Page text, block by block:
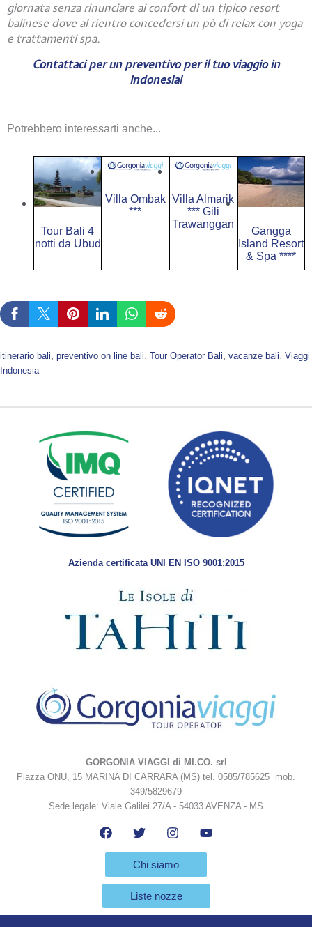
giornata senza rinunciare ai confort di un tipico resort
balinese dove al rientro concedersi un pò di relax con yoga
e trattamenti spa.
Contattaci per un preventivo per il tuo viaggio in
Indonesia!
Potrebbero interessarti anche...
Tour Bali 4
notti da Ubud
Villa Ombak
***
Villa Almarik
*** Gili
Trawanggan
Gangga
Island Resort
& Spa ****
itinerario bali, preventivo on line bali, Tour Operator Bali, vacanze bali, Viaggi
Indonesia
Azienda certificata UNI EN ISO 9001:2015
GORGONIA VIAGGI di MI.CO. srl
Piazza ONU, 15 MARINA DI CARRARA (MS) tel. 0585/785625 mob.
349/5829679
Sede legale: Viale Galilei 27/A - 54033 AVENZA - MS
Chi siamo
Liste nozze